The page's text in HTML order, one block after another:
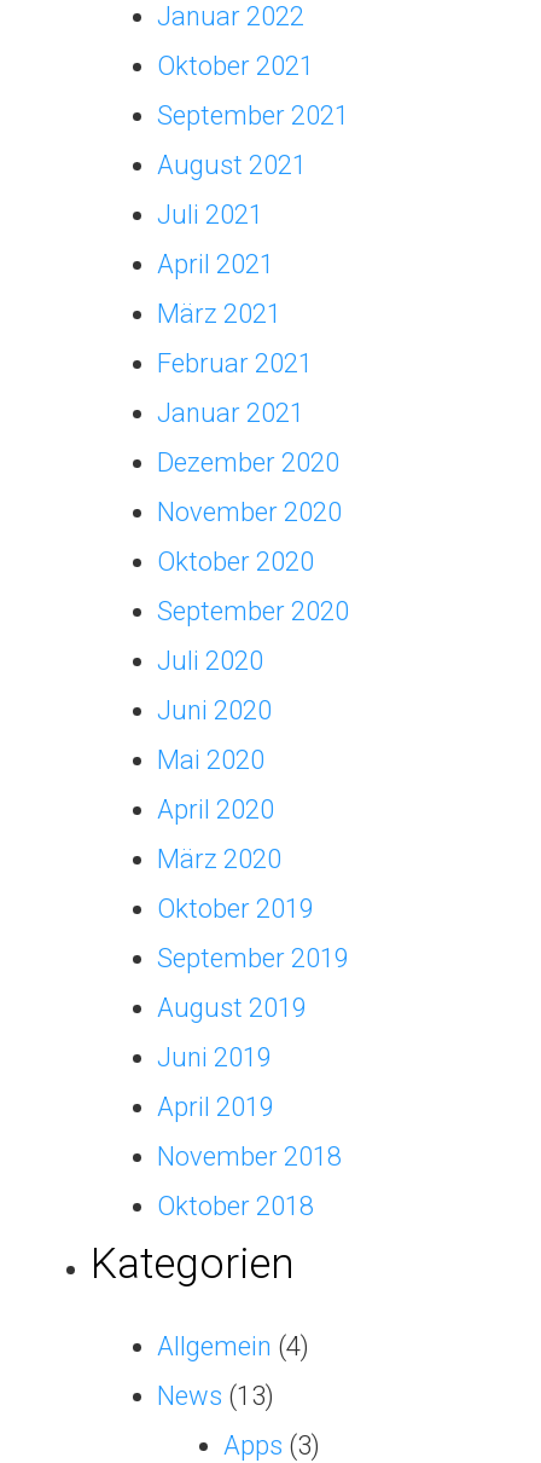
Januar 2022
Oktober 2021
September 2021
August 2021
Juli 2021
April 2021
März 2021
Februar 2021
Januar 2021
Dezember 2020
November 2020
Oktober 2020
September 2020
Juli 2020
Juni 2020
Mai 2020
April 2020
März 2020
Oktober 2019
September 2019
August 2019
Juni 2019
April 2019
November 2018
Oktober 2018
Kategorien
Allgemein (4)
News (13)
Apps (3)